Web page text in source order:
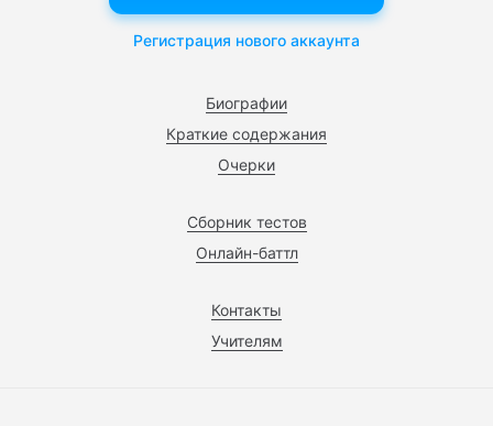
Биографии
Краткие содержания
Очерки
Сборник тестов
Онлайн-баттл
Контакты
Учителям
Регистрация нового аккаунта